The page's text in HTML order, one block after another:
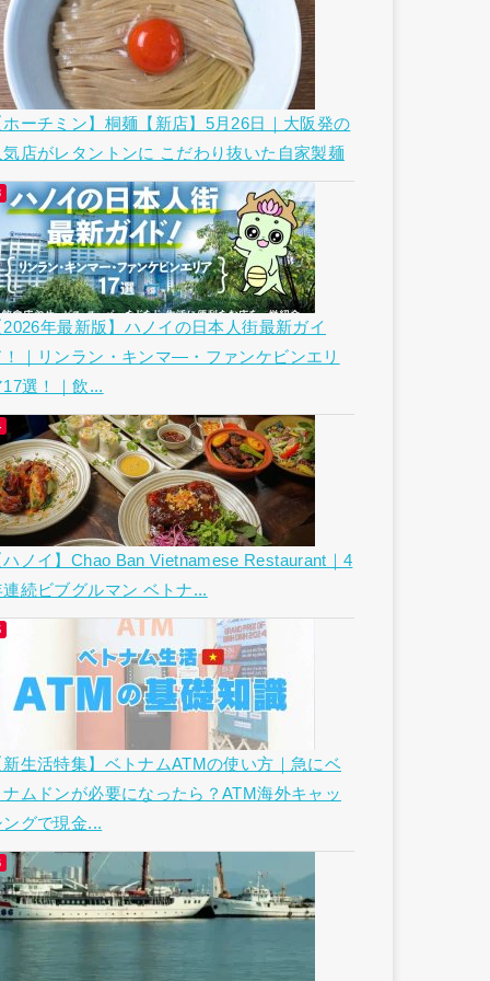
ホーチミン】桐麺【新店】5月26日｜大阪発の
気店がレタントンに こだわり抜いた自家製麺
2026年最新版】ハノイの日本人街最新ガイ
！｜リンラン・キンマ―・ファンケビンエリ
17選！｜飲...
ハノイ】Chao Ban Vietnamese Restaurant｜4
連続ビブグルマン ベトナ...
新生活特集】ベトナムATMの使い方｜急にベ
ナムドンが必要になったら？ATM海外キャッ
ングで現金...